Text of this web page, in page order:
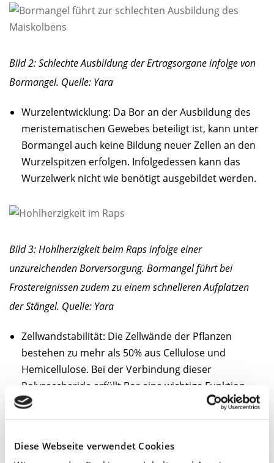
Diese Webseite verwendet Cookies
Bild 2: Schlechte Ausbildung der Ertragsorgane infolge von
Bormangel. Quelle: Yara
Wurzelentwicklung: Da Bor an der Ausbildung des
meristematischen Gewebes beteiligt ist, kann unter
Bormangel auch keine Bildung neuer Zellen an den
Wurzelspitzen erfolgen. Infolgedessen kann das
Wurzelwerk nicht wie benötigt ausgebildet werden.
Bild 3: Hohlherzigkeit beim Raps infolge einer
unzureichenden Borversorgung. Bormangel führt bei
Frostereignissen zudem zu einem schnelleren Aufplatzen
der Stängel. Quelle: Yara
Zellwandstabilität: Die Zellwände der Pflanzen
bestehen zu mehr als 50% aus Cellulose und
Hemicellulose. Bei der Verbindung dieser
Polysaccharide erfüllt Bor eine wichtige Funktion.
Bor festigt also die Zellwände mit allen positiven
Auswirkungen, was die Stresstoleranz betrifft. Um
sich daher jetzt die Frage nach einer angepassten